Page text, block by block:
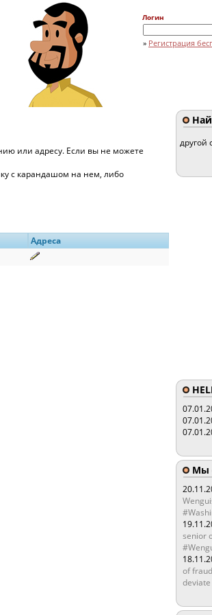
Логин
» Регистрация
или адресу. Если вы не можете
с карандашом на нем, либо
Адреса
другой
Мы
senior
of